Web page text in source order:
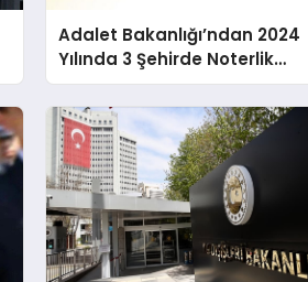
Adalet Bakanlığı’ndan 2024
Yılında 3 Şehirde Noterlik
Fırsatı!